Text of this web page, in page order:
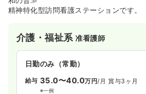
精神特化型訪問看護ステーションです。
介護・福祉系准看護師
日勤のみ（常勤）
給与 35.0〜40.0万円/月 賞与3ヶ月
※一例